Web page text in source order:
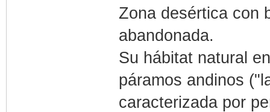
Zona desértica con
abandonada.
Su hábitat natural
páramos andinos
caracterizada por